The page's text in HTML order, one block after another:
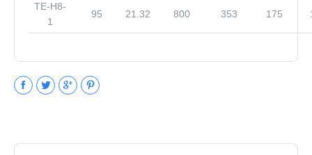
TE-H8-
1
95 21.32 800 353 175
Facebook
TwitterGoogle+Pinterest